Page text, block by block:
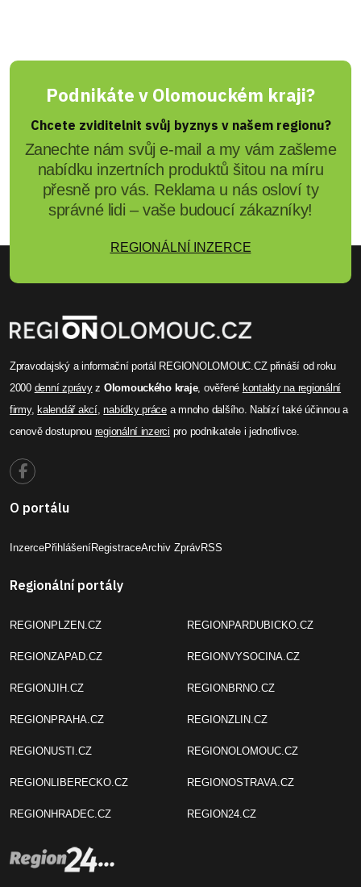
Podnikáte v Olomouckém kraji?
Chcete zviditelnit svůj byznys v našem regionu?
Zanechte nám svůj e-mail a my vám zašleme
nabídku inzertních produktů šitou na míru
přesně pro vás. Reklama u nás osloví ty
správné lidi – vaše budoucí zákazníky!
REGIONÁLNÍ INZERCE
Zpravodajský a informační portál REGIONOLOMOUC.CZ přináší od roku
2000 denní zprávyz Olomouckého kraje, ověřené kontakty na regionální
firmy, kalendář akcí,nabídky prácea mnoho dalšího. Nabízí také účinnou a
cenově dostupnou regionální inzerci pro podnikatele i jednotlivce.
O portálu
InzercePřihlášeníRegistraceArchiv ZprávRSS
Regionální portály
REGIONPLZEN.CZ
REGIONZAPAD.CZ
REGIONJIH.CZ
REGIONPRAHA.CZ
REGIONUSTI.CZ
REGIONLIBERECKO.CZ
REGIONHRADEC.CZ
REGIONPARDUBICKO.CZ
REGIONVYSOCINA.CZ
REGIONBRNO.CZ
REGIONZLIN.CZ
REGIONOLOMOUC.CZ
REGIONOSTRAVA.CZ
REGION24.CZ